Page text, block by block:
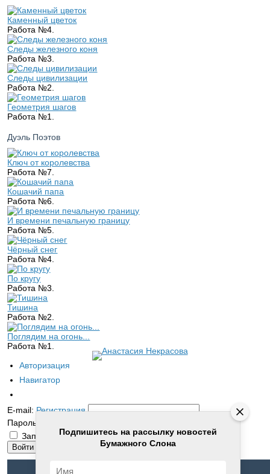
Каменный цветок
Работа №4.
Следы железного коня
Работа №3.
Следы цивилизации
Работа №2.
Геометрия шагов
Работа №1.
Дуэль Поэтов
Ключ от королевства
Работа №7.
Кошачий папа
Работа №6.
И времени печальную границу
Работа №5.
Чёрный снег
Работа №4.
По кругу
Работа №3.
Тишина
Работа №2.
Поглядим на огонь...
Работа №1.
Авторизация
Навигатор
E-mail: Регистрация
Пароль:
Запомнить меняПодпишитесь на рассылку новостей
Бумажного Слона